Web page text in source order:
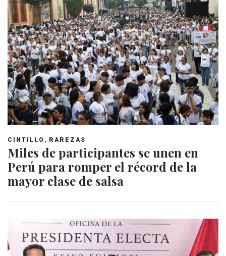
CINTILLO , RAREZAS
Miles de participantes se unen en
Perú para romper el récord de la
mayor clase de salsa